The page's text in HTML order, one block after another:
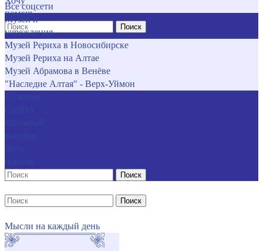
помочь
Поиск
Все соцсети
Музеи и
учреждения
Музей Рериха в Новосибирске
Музей Рериха на Алтае
Музей Абрамова в Венёве
"Наследие Алтая" - Верх-Уймон
Поиск
Поиск
Мысли на каждый день